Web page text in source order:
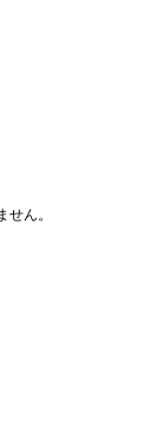
ん。